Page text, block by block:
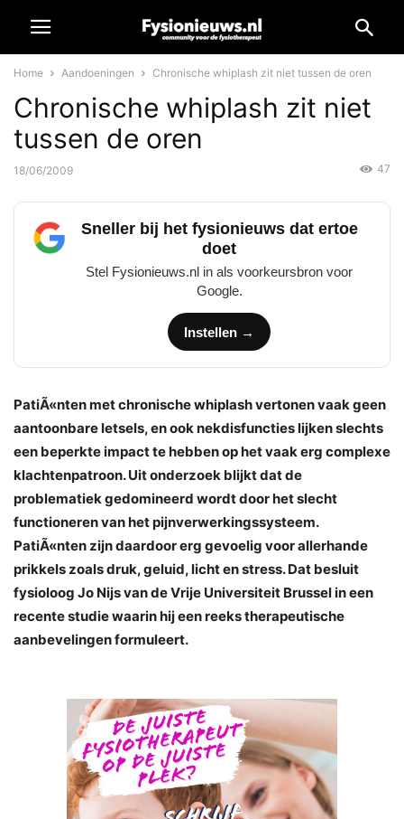
Home Aandoeningen Chronische whiplash zit niet tussen de oren
Chronische whiplash zit niet
tussen de oren
18/06/2009 47
Sneller bij het fysionieuws dat ertoe
doet
Stel Fysionieuws.nl in als voorkeursbron voor
Google.
Instellen →
PatiÃ«nten met chronische whiplash vertonen vaak geen
aantoonbare letsels, en ook nekdisfuncties lijken slechts
een beperkte impact te hebben op het vaak erg complexe
klachtenpatroon. Uit onderzoek blijkt dat de
problematiek gedomineerd wordt door het slecht
functioneren van het pijnverwerkingssysteem.
PatiÃ«nten zijn daardoor erg gevoelig voor allerhande
prikkels zoals druk, geluid, licht en stress. Dat besluit
fysioloog Jo Nijs van de Vrije Universiteit Brussel in een
recente studie waarin hij een reeks therapeutische
aanbevelingen formuleert.